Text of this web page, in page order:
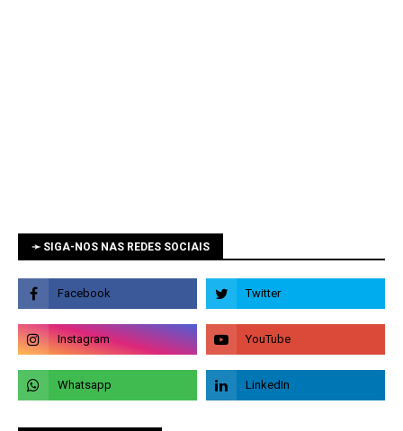
➛ SIGA-NOS NAS REDES SOCIAIS